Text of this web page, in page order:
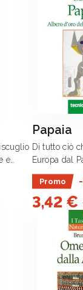
e
in
di
Papaia
Di tutto ciò
Europa dal
Nuovo
dei doni più
è la papaia,
appropriata .
Promo
3,42 €